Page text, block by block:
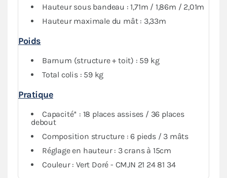
Hauteur sous bandeau : 1,71m / 1,86m / 2,01m
Hauteur maximale du mât : 3,33m
Poids
Barnum (structure + toit) : 59 kg
Total colis : 59 kg
Pratique
Capacité* : 18 places assises / 36 places
debout
Composition structure : 6 pieds / 3 mâts
Réglage en hauteur : 3 crans à 15cm
Couleur : Vert Doré - CMJN 21 24 81 34